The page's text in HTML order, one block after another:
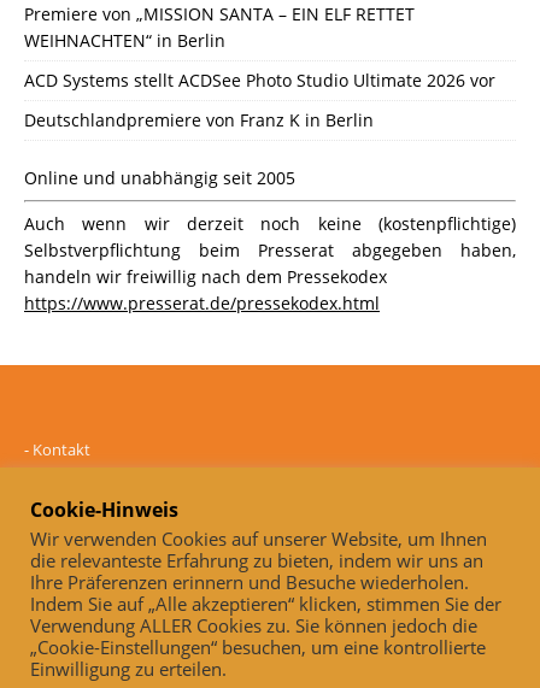
Premiere von „MISSION SANTA – EIN ELF RETTET
WEIHNACHTEN“ in Berlin
ACD Systems stellt ACDSee Photo Studio Ultimate 2026 vor
Deutschlandpremiere von Franz K in Berlin
Online und unabhängig seit 2005
Auch wenn wir derzeit noch keine (kostenpflichtige)
Selbstverpflichtung beim Presserat abgegeben haben,
handeln wir freiwillig nach dem Pressekodex
https://www.presserat.de/pressekodex.html
- Kontakt
Datenschutz
-Impressum
Online und unabhängig seit 2005
Auch, wenn wir derzeit noch keine (kostenpflichtige)
Selbstverpflichtung beim Presserat abgegeben haben, handeln wir
freiwillig nach dem Pressekodex
Cookie-Hinweis
Wir verwenden Cookies auf unserer Website, um Ihnen
die relevanteste Erfahrung zu bieten, indem wir uns an
Ihre Präferenzen erinnern und Besuche wiederholen.
Indem Sie auf „Alle akzeptieren“ klicken, stimmen Sie der
Verwendung ALLER Cookies zu. Sie können jedoch die
„Cookie-Einstellungen“ besuchen, um eine kontrollierte
Einwilligung zu erteilen.